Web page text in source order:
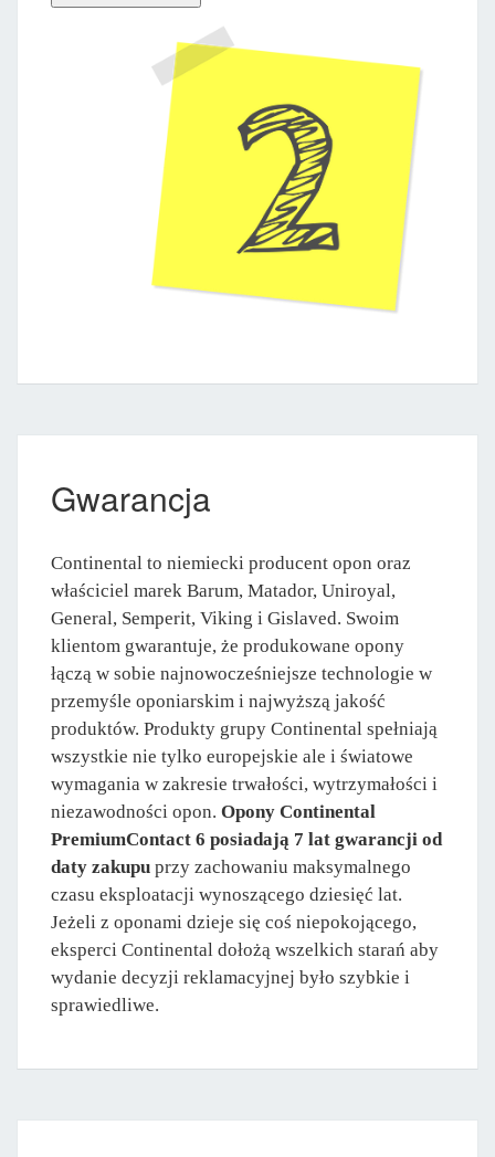
Gwarancja
Continental to niemiecki producent opon oraz
właściciel marek Barum, Matador, Uniroyal,
General, Semperit, Viking i Gislaved. Swoim
klientom gwarantuje, że produkowane opony
łączą w sobie najnowocześniejsze technologie w
przemyśle oponiarskim i najwyższą jakość
produktów. Produkty grupy Continental spełniają
wszystkie nie tylko europejskie ale i światowe
wymagania w zakresie trwałości, wytrzymałości i
niezawodności opon. Opony Continental
PremiumContact 6 posiadają 7 lat gwarancji od
daty zakupu przy zachowaniu maksymalnego
czasu eksploatacji wynoszącego dziesięć lat.
Jeżeli z oponami dzieje się coś niepokojącego,
eksperci Continental dołożą wszelkich starań aby
wydanie decyzji reklamacyjnej było szybkie i
sprawiedliwe.